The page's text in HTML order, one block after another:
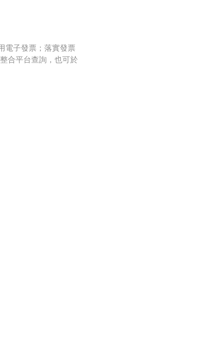
電子發票；落實發票
合平台查詢，也可於